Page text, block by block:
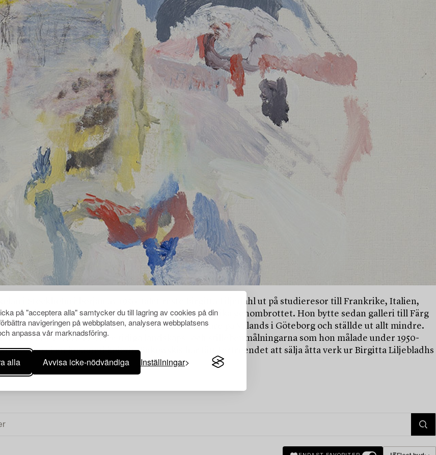
på "acceptera alla" samtycker du till lagring av cookies på din
navigeringen på webbplatsen, analysera webbplatsens
anpassa vår marknadsföring.
alla Avvisa icke-nödvändiga Inställningar
i Stockholm i början av 1950-talet reste Birgitta Liljedahl ut på studieresor till Frankrike, Italien,
Galleri Gummesons i Stockholm 1954 kom det publika genombrottet. Hon bytte sedan galleri till Färg
Från 1960-talet arbetade Liljebladh som lärare på Valands i Göteborg och ställde ut allt mindre.
Art i New York 1982. De tidiga landskaps- och stillebenmålningarna som hon målade under 1950-
porträtt i en finstämd kolorit. Bukowskis har fått förtroendet att sälja åtta verk ur Birgitta Liljebladhs